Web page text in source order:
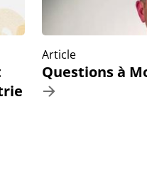
Article
Questions à